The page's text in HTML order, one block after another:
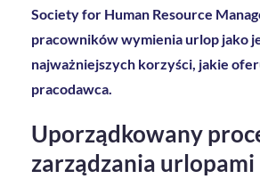
Society for Human Resource
pracowników wymienia urlop jako
najważniejszych korzyści, jakie
pracodawca.
Uporządkowany
zarządzania urlopami